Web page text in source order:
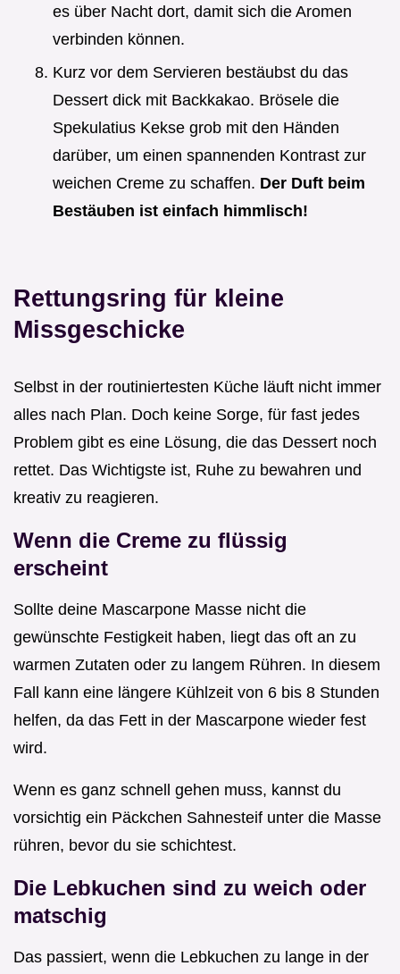
es über Nacht dort, damit sich die Aromen
verbinden können.
Kurz vor dem Servieren bestäubst du das
Dessert dick mit Backkakao. Brösele die
Spekulatius Kekse grob mit den Händen
darüber, um einen spannenden Kontrast zur
weichen Creme zu schaffen. Der Duft beim
Bestäuben ist einfach himmlisch!
Rettungsring für kleine
Missgeschicke
Selbst in der routiniertesten Küche läuft nicht immer
alles nach Plan. Doch keine Sorge, für fast jedes
Problem gibt es eine Lösung, die das Dessert noch
rettet. Das Wichtigste ist, Ruhe zu bewahren und
kreativ zu reagieren.
Wenn die Creme zu flüssig
erscheint
Sollte deine Mascarpone Masse nicht die
gewünschte Festigkeit haben, liegt das oft an zu
warmen Zutaten oder zu langem Rühren. In diesem
Fall kann eine längere Kühlzeit von 6 bis 8 Stunden
helfen, da das Fett in der Mascarpone wieder fest
wird.
Wenn es ganz schnell gehen muss, kannst du
vorsichtig ein Päckchen Sahnesteif unter die Masse
rühren, bevor du sie schichtest.
Die Lebkuchen sind zu weich oder
matschig
Das passiert, wenn die Lebkuchen zu lange in der